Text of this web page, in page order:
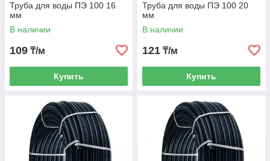
16 атм. В отличие от металлических аналогов, они легкие,
гибкие и не требуют сложного монтажа – достаточно сварки
встык или компрессионных фитингов. Труба ПНД
трещин и протечек, а гладкая внутренняя поверхность
силой даже на расстоянии сотен метров.
Труба для воды ПЭ 100 16
мм
В наличии
109 ₸/м
Купить
Труба для воды ПЭ 100 20
мм
В наличии
121 ₸/м
Купить